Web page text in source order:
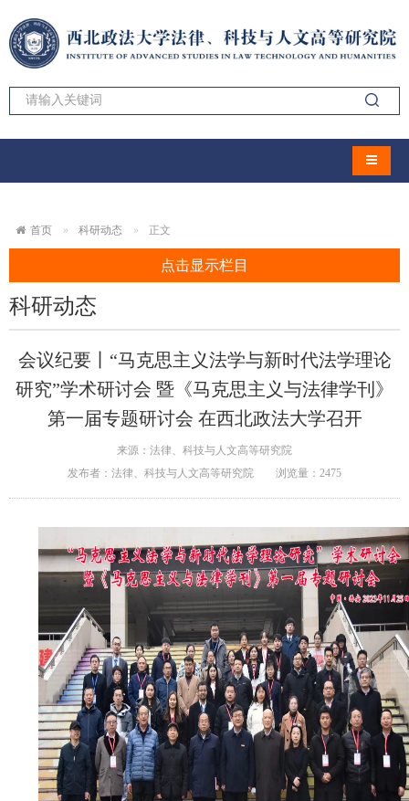
导航切
首页 科研动态 正文
点击显示栏目
科研动态
会议纪要丨“马克思主义法学与新时代法学理论
研究”学术研讨会 暨《马克思主义与法律学刊》
第一届专题研讨会 在西北政法大学召开
来源：法律、科技与人文高等研究院
发布者：法律、科技与人文高等研究院
浏览量： 2475